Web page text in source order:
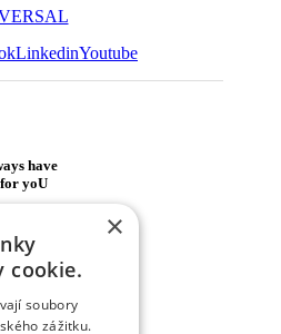
LinkedinYoutube
have
for yoU
×
cookie.
soubory
zážitku.